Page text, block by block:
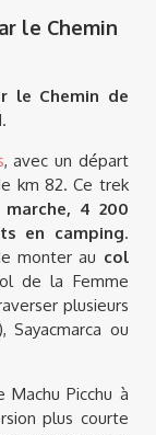
le Chemin
le Chemin de
, avec un départ
km 82. Ce trek
4 200
en camping.
monter au col
de la Femme
plusieurs
Sayacmarca ou
Picchu à
plus courte